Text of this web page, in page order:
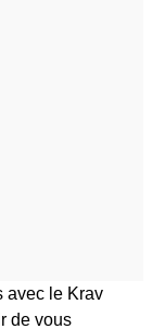
avec le Krav
de vous